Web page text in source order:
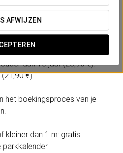
AFWIJZEN
het themapark Isla Mágica.
leeftijd:
dan 10 jaar (28,90 €).
€).
het boekingsproces van je
kleiner dan 1 m: gratis.